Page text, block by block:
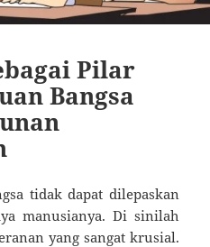
Pilar
Bangsa
tidak dapat dilepaskan
manusianya. Di sinilah
yang sangat krusial.